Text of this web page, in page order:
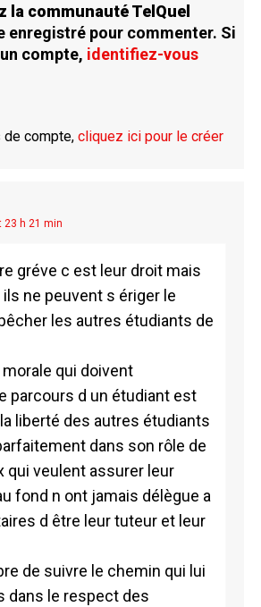
la communauté TelQuel
enregistré pour commenter. Si
compte, identifiez-vous
de compte, cliquez ici pour le créer
23 h 21 min
gréve c est leur droit mais
ne peuvent s ériger le
les autres étudiants de
qui doivent
parcours d un étudiant est
liberté des autres étudiants
dans son rôle de
qui veulent assurer leur
fond n ont jamais délègue a
d être leur tuteur et leur
de suivre le chemin qui lui
dans le respect des